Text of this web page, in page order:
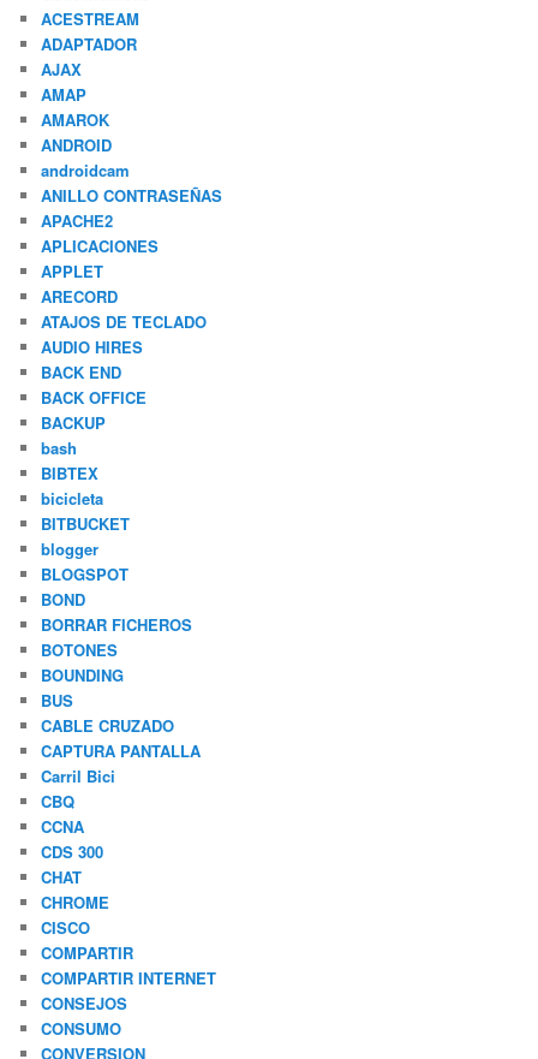
ACESTREAM
ADAPTADOR
AJAX
AMAP
AMAROK
ANDROID
androidcam
ANILLO CONTRASEÑAS
APACHE2
APLICACIONES
APPLET
ARECORD
ATAJOS DE TECLADO
AUDIO HIRES
BACK END
BACK OFFICE
BACKUP
bash
BIBTEX
bicicleta
BITBUCKET
blogger
BLOGSPOT
BOND
BORRAR FICHEROS
BOTONES
BOUNDING
BUS
CABLE CRUZADO
CAPTURA PANTALLA
Carril Bici
CBQ
CCNA
CDS 300
CHAT
CHROME
CISCO
COMPARTIR
COMPARTIR INTERNET
CONSEJOS
CONSUMO
CONVERSION